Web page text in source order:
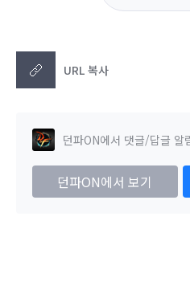
URL 복사
던파ON에서 댓글/답글 알
던파ON에서 보기